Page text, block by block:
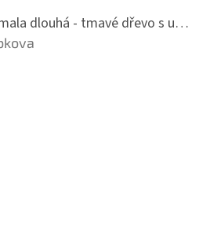
Buddhistická mala dlouhá - tmavé dřevo s uzlíky 8 mm
je 5 z 5 hvězdiček.